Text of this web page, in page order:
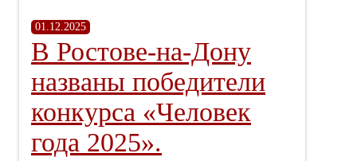
01.12.2025
В Ростове-на-Дону
названы победители
конкурса «Человек
года 2025».